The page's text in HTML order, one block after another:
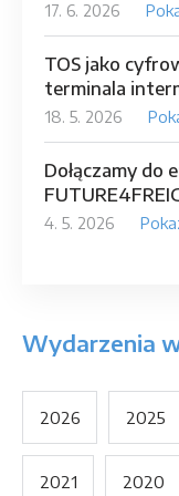
17. 6. 2026
TOS jako
terminala
18. 5. 2026
Dołączamy do
4. 5. 2026
Wydarzenia
2026 2025
2021 2020